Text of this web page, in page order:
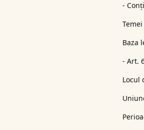
-
Baza
- Art.
Locul